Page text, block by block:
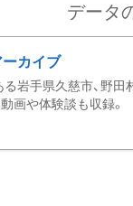
データ
ーカイブ
岩手県久慈市、野
画や体験談も収録。